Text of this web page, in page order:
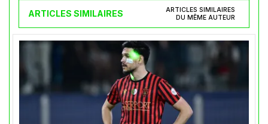
ARTICLES SIMILAIRES
ARTICLES SIMILAIRES
DU MÊME AUTEUR